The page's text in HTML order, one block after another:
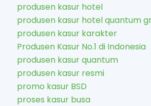
produsen kasur hotel
produsen kasur hotel quantum
produsen kasur karakter​
Produsen Kasur No.1 di Indonesia
produsen kasur quantum
produsen kasur resmi
promo kasur BSD
proses kasur busa